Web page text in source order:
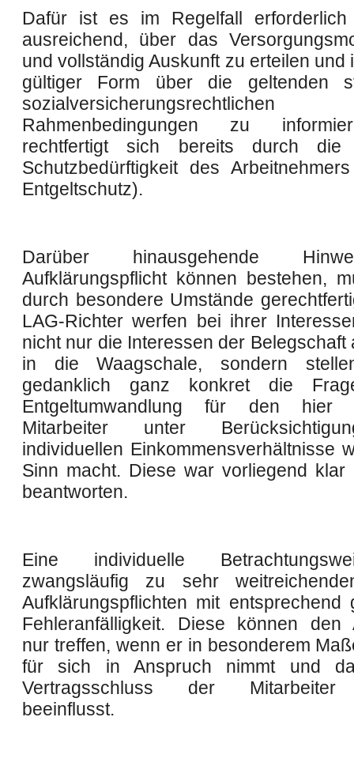
Dafür ist es im Regelfall
ausreichend, über das
und vollständig Auskunft zu erteilen und
gültiger Form über die geltenden
sozialversicherungsrechtlichen
Rahmenbedingungen zu
rechtfertigt sich bereits durch die
Schutzbedürftigkeit des
Entgeltschutz).
Darüber hinausgehende
Aufklärungspflicht können bestehen,
durch besondere Umstände
LAG-Richter werfen bei ihrer
nicht nur die Interessen der Belegschaft
in die Waagschale, sondern
gedanklich ganz konkret die
Entgeltumwandlung für den hier
Mitarbeiter unter
individuellen Einkommensverhältnisse
Sinn macht. Diese war vorliegend
beantworten.
Eine individuelle
zwangsläufig zu sehr
Aufklärungspflichten mit entsprechend
Fehleranfälligkeit. Diese können den
nur treffen, wenn er in besonderem
für sich in Anspruch nimmt und
Vertragsschluss der Mitarbeiter
beeinflusst.